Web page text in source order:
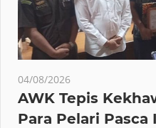
04/08/2026
AWK Tepis
Para Pelari Pasca